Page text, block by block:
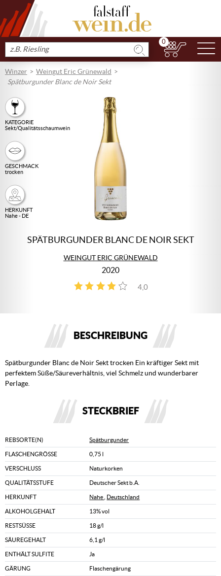
Produkt
suchen
0
Winzer
Weingut Eric Grünewald
Spätburgunder Blanc de Noir Sekt
KATEGORIE
Sekt/Qualitätsschaumwein
GESCHMACK
trocken
HERKUNFT
Nahe - DE
SPÄTBURGUNDER BLANC DE NOIR SEKT
WEINGUT ERIC GRÜNEWALD
2020
4,0
3
BESCHREIBUNG
Spätburgunder Blanc de Noir Sekt trocken Ein kräftiger Sekt mit
perfektem Süße/Säureverhältnis, viel Schmelz und wunderbarer
Perlage.
STECKBRIEF
REBSORTE(N) Spätburgunder
FLASCHENGRÖSSE 0,75 l
VERSCHLUSS Naturkorken
QUALITÄTSSTUFE Deutscher Sekt b.A.
HERKUNFT Nahe Deutschland
ALKOHOLGEHALT 13% vol
RESTSÜSSE 18 g/l
SÄUREGEHALT 6,1 g/l
ENTHÄLT SULFITE Ja
GÄRUNG Flaschengärung